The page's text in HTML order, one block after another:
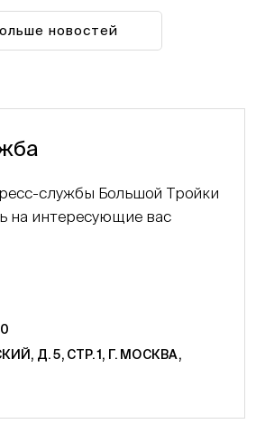
новостей
службы Большой Тройки
на интересующие вас
Д. 5, СТР. 1, Г. МОСКВА,